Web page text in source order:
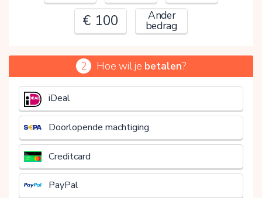
€ 100
Ander
bedrag
€
2 Hoe wil je betalen?
iDeal
Doorlopende machtiging
Creditcard
PayPal